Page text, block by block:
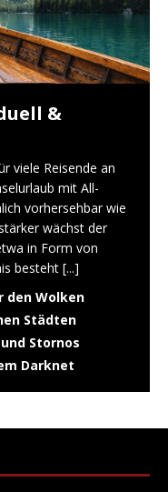
&
viele Reisende an
mit All-
vorhersehbar wie
wächst der
in Form von
besteht [...]
den Wolken
Städten
Stornos
Darknet